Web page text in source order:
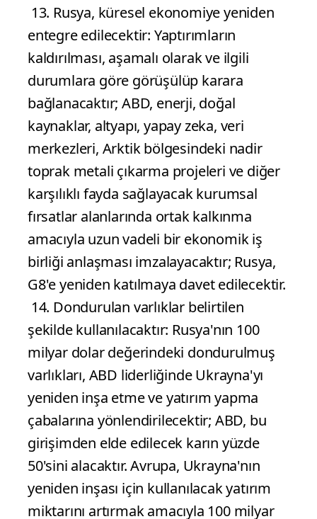
13. Rusya, küresel ekonomiye yeniden
entegre edilecektir: Yaptırımların
kaldırılması, aşamalı olarak ve ilgili
durumlara göre görüşülüp karara
bağlanacaktır; ABD, enerji, doğal
kaynaklar, altyapı, yapay zeka, veri
merkezleri, Arktik bölgesindeki nadir
toprak metali çıkarma projeleri ve diğer
karşılıklı fayda sağlayacak kurumsal
fırsatlar alanlarında ortak kalkınma
amacıyla uzun vadeli bir ekonomik iş
birliği anlaşması imzalayacaktır; Rusya,
G8'e yeniden katılmaya davet edilecektir.
14. Dondurulan varlıklar belirtilen
şekilde kullanılacaktır: Rusya'nın 100
milyar dolar değerindeki dondurulmuş
varlıkları, ABD liderliğinde Ukrayna'yı
yeniden inşa etme ve yatırım yapma
çabalarına yönlendirilecektir; ABD, bu
girişimden elde edilecek karın yüzde
50'sini alacaktır. Avrupa, Ukrayna'nın
yeniden inşası için kullanılacak yatırım
miktarını artırmak amacıyla 100 milyar